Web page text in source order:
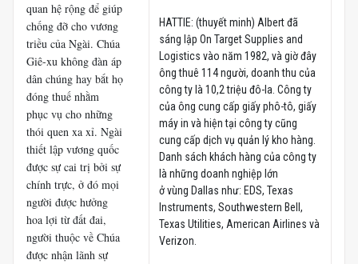
HATTIE: (thuyết minh) Albert đã
sáng lập On Target Supplies and
Logistics vào năm 1982, và giờ đây
ông thuê 114 người, doanh thu của
công ty là 10,2 triệu đô-la. Công ty
của ông cung cấp giấy phô-tô, giấy
máy in và hiện tại công ty cũng
cung cấp dịch vụ quản lý kho hàng.
Danh sách khách hàng của công ty
là những doanh nghiệp lớn
ở vùng Dallas như: EDS, Texas
Instruments, Southwestern Bell,
Texas Utilities, American Airlines và
Verizon.
quan hệ rộng để giúp
chống đỡ cho vương
triều của Ngài. Chúa
Giê-xu không đàn áp
dân chúng hay bắt họ
đóng thuế nhằm
phục vụ cho những
thói quen xa xỉ. Ngài
thiết lập vương quốc
được sự cai trị bởi sự
chính trực, ở đó mọi
người được hưởng
hoa lợi từ đất đai,
người thuộc về Chúa
được nhận lãnh sự